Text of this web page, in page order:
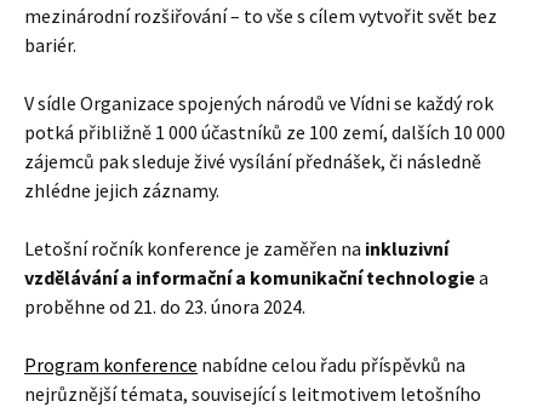
mezinárodní rozšiřování – to vše s cílem vytvořit svět bez
bariér.
V sídle Organizace spojených národů ve Vídni se každý rok
potká přibližně 1 000 účastníků ze 100 zemí, dalších 10 000
zájemců pak sleduje živé vysílání přednášek, či následně
zhlédne jejich záznamy.
Letošní ročník konference je zaměřen na inkluzivní
vzdělávání a informační a komunikační technologiea
proběhne od 21. do 23. února 2024.
Program konference nabídne celou řadu příspěvků na
nejrůznější témata, související s leitmotivem letošního